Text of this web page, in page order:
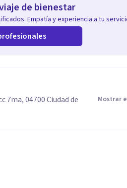
de bienestar
Empatía y experiencia a tu
7ma, 04700 Ciudad de
Mostrar